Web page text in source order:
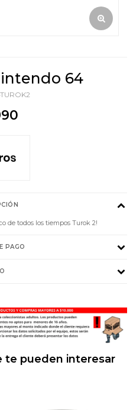
64
de todos los tiempos Turok 2!
PAGO
te pueden interesar